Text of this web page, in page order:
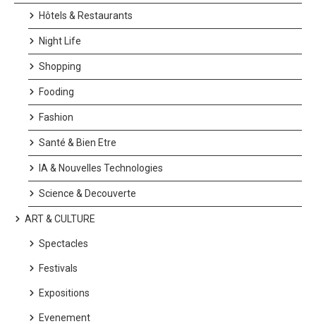
Hôtels & Restaurants
Night Life
Shopping
Fooding
Fashion
Santé & Bien Etre
IA & Nouvelles Technologies
Science & Decouverte
ART & CULTURE
Spectacles
Festivals
Expositions
Evenement